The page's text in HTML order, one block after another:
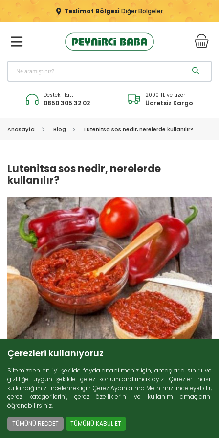
Teslimat Bölgesi Diğer Bölgeler
Destek Hattı
0850 305 32 02
2000 TL ve üzeri
Ücretsiz Kargo
Anasayfa Blog Lutenitsa sos nedir, nerelerde kullanılır?
Lutenitsa sos nedir, nerelerde
kullanılır?
14 Aralık 2019
Balkanların Eşsiz Sosu: Lutenitsa Sos
Kahvaltılık soslar, Türk mutfağında önemli bir yere sahip gıda
Çerezleri kullanıyoruz
Sitemizden en iyi şekilde faydalanabilmeniz için, amaçlarla sınırlı ve
gizliliğe uygun şekilde çerez konumlandırmaktayız. Çerezleri nasıl
kullandığımızı incelemek için Çerez Aydınlatma Metni'mizi inceleyebilir,
çerez kategorilerini, çerez özelliklerini ve kullanım amaçlarını
öğrenebilirsiniz.
TÜMÜNÜ REDDET TÜMÜNÜ KABUL ET